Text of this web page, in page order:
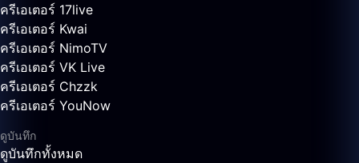
ครีเอเตอร์ 17live
ครีเอเตอร์ Kwai
ครีเอเตอร์ NimoTV
ครีเอเตอร์ VK Live
ครีเอเตอร์ Chzzk
ครีเอเตอร์ YouNow
ดูบันทึก
ดูบันทึกทั้งหมด